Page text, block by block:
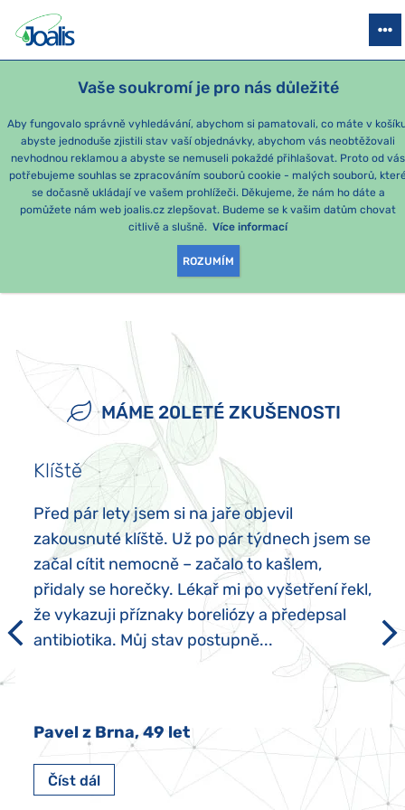
Vaše soukromí je pro nás důležité
Aby fungovalo správně vyhledávání, abychom si pamatovali, co máte v
abyste jednoduše zjistili stav vaší objednávky, abychom vás neobtěžovali
nevhodnou reklamou a abyste se nemuseli pokaždé přihlašovat. Proto od vás
potřebujeme souhlas se zpracováním souborů cookie - malých souborů,
se dočasně ukládají ve vašem prohlížeči. Děkujeme, že nám ho dáte a
pomůžete nám web joalis.cz zlepšovat. Budeme se k vašim datům chovat
citlivě a slušně. Více informací
ROZUMÍM
PRODUKTY PODLE OBTÍŽÍ SEZÓNNÍ BALÍČKY PRO DĚTI
OMLOUVÁME SE, ALE
TATO STRÁNKA
NEEXISTUJE.
MÁME 20LETÉ ZKUŠENOSTI
Klíště
Před pár lety jsem si na jaře objevil
zakousnuté klíště. Už po pár týdnech jsem se
začal cítit nemocně – začalo to kašlem,
přidaly se horečky. Lékař mi po vyšetření řekl,
že vykazuji příznaky boreliózy a předepsal
antibiotika. Můj stav postupně...
Pavel z Brna, 49 let
Číst dál